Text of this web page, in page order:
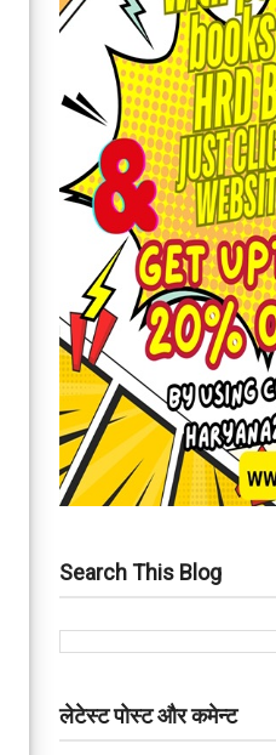
Search This Blog
लेटेस्ट पोस्ट और कमेन्ट